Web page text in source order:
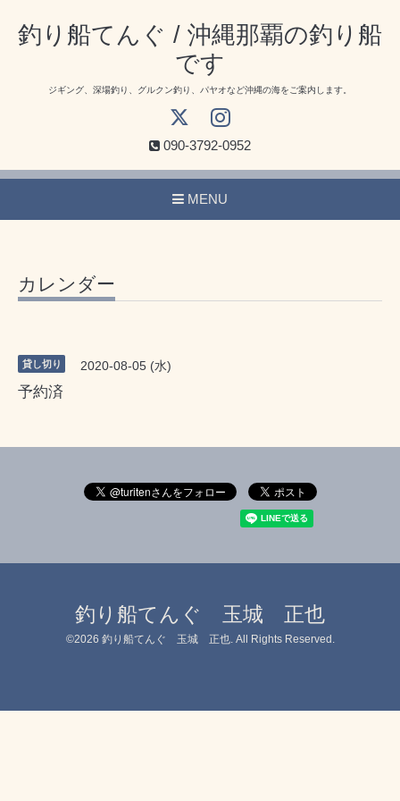
釣り船てんぐ / 沖縄那覇の釣り船
です
ジギング、深場釣り、グルクン釣り、パヤオなど沖縄の海をご案内します。
090-3792-0952
MENU
カレンダー
貸し切り 2020-08-05 (水)
予約済
釣り船てんぐ 玉城 正也
©2026 釣り船てんぐ 玉城 正也. All Rights Reserved.